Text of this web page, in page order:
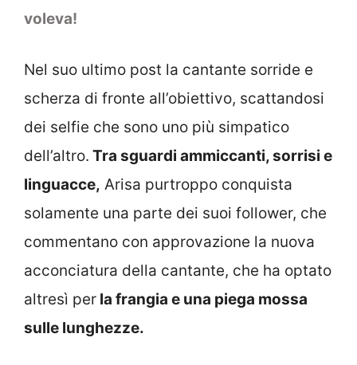
voleva!
Nel suo ultimo post la cantante sorride e
scherza di fronte all’obiettivo, scattandosi
dei selfie che sono uno più simpatico
dell’altro. Tra sguardi ammiccanti, sorrisi e
linguacce, Arisa purtroppo conquista
solamente una parte dei suoi follower, che
commentano con approvazione la nuova
acconciatura della cantante, che ha optato
altresì per la frangia e una piega mossa
sulle lunghezze.